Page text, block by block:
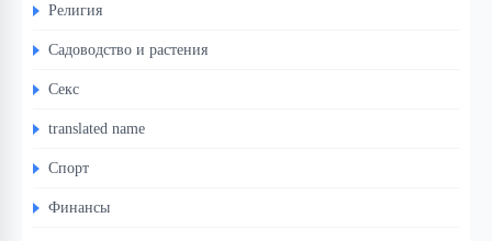
Религия
Садоводство и растения
Секс
translated name
Спорт
Финансы